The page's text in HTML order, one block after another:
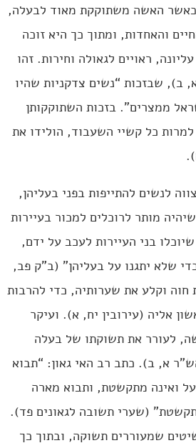
האשה משתוקקת מאוד לבעלה,
והאחדות, ומתוך כך היא זוכה
ראויים לגאולה וחירות. זהו
ב), שבזכות “נשים צדקניות שהיו
ממצרים”. בזכות השתוקקותן
כל קשיי השעבוד, הולידו את
לנשים להתייפות בפני בעליהן,
מותר לרוכלים למכור בעיירות
בני העיירות לעכב על ידם,
שלא יתגנו על בעליהן” (ב”ק פב,
וקלע את שערותיה, כדי להרבות
אליה (עירובין יח, א). ועיקר
לעורר את תשוקתו של בעלה
א, ב). כתב רב האי גאון: “תבוא
ואינה מתקשטת, ותבוא מארה
(שערי תשובה לגאונים פד).
שמעוררים תשוקה, ובתוך כך